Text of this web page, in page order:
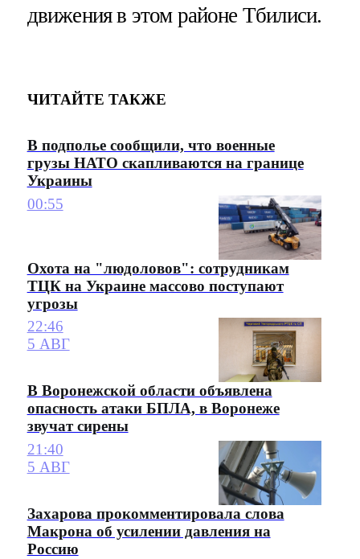
движения в этом районе Тбилиси.
ЧИТАЙТЕ ТАКЖЕ
В подполье сообщили, что военные
грузы НАТО скапливаются на границе
Украины
00:55
Охота на "людоловов": сотрудникам
ТЦК на Украине массово поступают
угрозы
22:46
5 АВГ
В Воронежской области объявлена
опасность атаки БПЛА, в Воронеже
звучат сирены
21:40
5 АВГ
Захарова прокомментировала слова
Макрона об усилении давления на
Россию